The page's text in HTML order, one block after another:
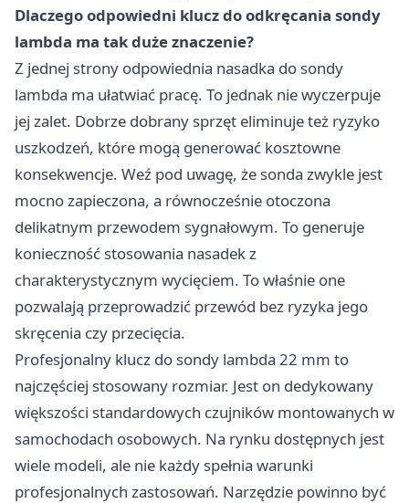
Dlaczego odpowiedni klucz do odkręcania sondy
lambda ma tak duże znaczenie?
Z jednej strony odpowiednia nasadka do sondy
lambda ma ułatwiać pracę. To jednak nie wyczerpuje
jej zalet. Dobrze dobrany sprzęt eliminuje też ryzyko
uszkodzeń, które mogą generować kosztowne
konsekwencje. Weź pod uwagę, że sonda zwykle jest
mocno zapieczona, a równocześnie otoczona
delikatnym przewodem sygnałowym. To generuje
konieczność stosowania nasadek z
charakterystycznym wycięciem. To właśnie one
pozwalają przeprowadzić przewód bez ryzyka jego
skręcenia czy przecięcia.
Profesjonalny klucz do sondy lambda 22 mm to
najczęściej stosowany rozmiar. Jest on dedykowany
większości standardowych czujników montowanych w
samochodach osobowych. Na rynku dostępnych jest
wiele modeli, ale nie każdy spełnia warunki
profesjonalnych zastosowań. Narzędzie powinno być